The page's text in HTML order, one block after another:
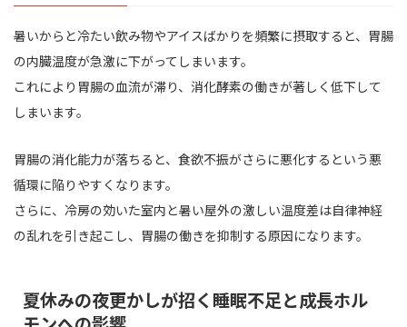
暑いからと冷たい飲み物やアイスばかりを頻繁に摂取すると、胃腸
の内臓温度が急激に下がってしまいます。
これにより胃腸の血流が滞り、消化酵素の働きが著しく低下して
しまいます。
胃腸の消化能力が落ちると、食欲不振がさらに悪化するという悪
循環に陥りやすくなります。
さらに、冷房の効いた室内と暑い屋外の激しい温度差は自律神経
の乱れを引き起こし、胃腸の働きを抑制する原因になります。
夏休みの夜更かしが招く睡眠不足と成長ホル